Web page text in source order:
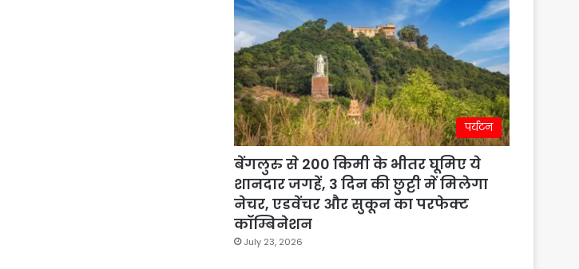
पर्यटन
बेंगलुरु से 200 किमी के भीतर घूमिए ये
शानदार जगहें, 3 दिन की छुट्टी में मिलेगा
नेचर, एडवेंचर और सुकून का परफेक्ट
कॉम्बिनेशन
July 23, 2026